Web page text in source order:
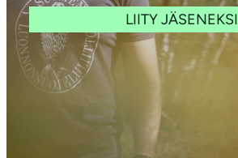
LIITY JÄSENEKSI